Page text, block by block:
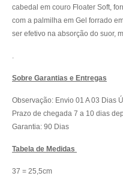
cabedal em couro Floater Soft,
com a palmilha em Gel forrado
ser efetivo na absorção do suor,
Sobre Garantias e Entregas
Observação: Envio 01 A 03 Dias
Prazo de chegada 7 a 10 dias
Garantia: 90 Dias
Tabela de Medidas
37 = 25,5cm